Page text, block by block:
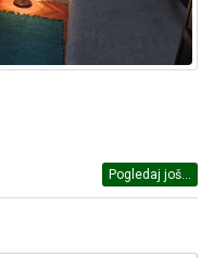
Pogledaj još...